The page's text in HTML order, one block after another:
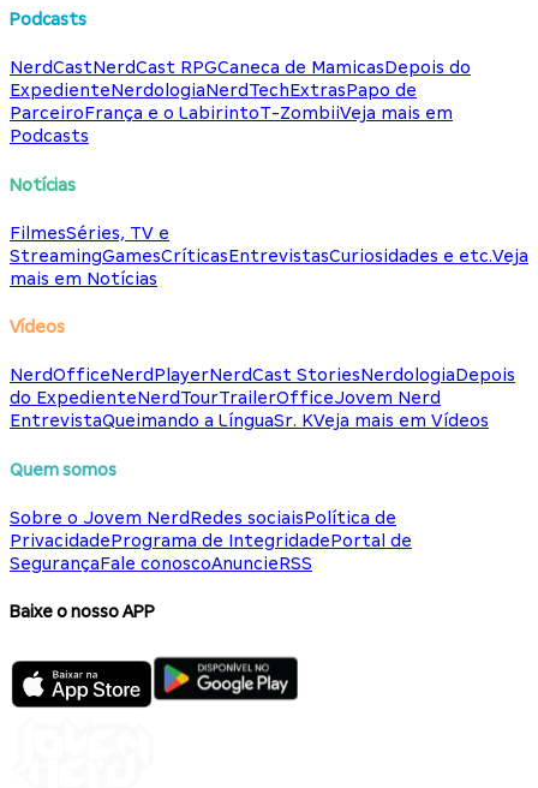
Podcasts
NerdCastNerdCast RPGCaneca de MamicasDepois do
ExpedienteNerdologiaNerdTechExtrasPapo de
ParceiroFrança e o LabirintoT-ZombiiVeja mais em
Podcasts
Notícias
FilmesSéries, TV e
StreamingGamesCríticasEntrevistasCuriosidades e etc.Veja
mais em Notícias
Vídeos
NerdOfficeNerdPlayerNerdCast StoriesNerdologiaDepois
do ExpedienteNerdTourTrailerOfficeJovem Nerd
EntrevistaQueimando a LínguaSr. KVeja mais em Vídeos
Quem somos
Sobre o Jovem NerdRedes sociaisPolítica de
PrivacidadePrograma de IntegridadePortal de
SegurançaFale conoscoAnuncieRSS
Baixe o nosso APP